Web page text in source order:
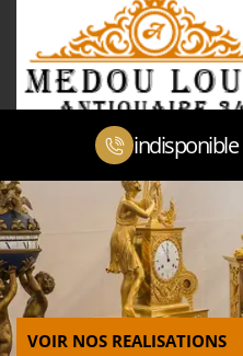
indisponible
VOIR NOS REALISATIONS